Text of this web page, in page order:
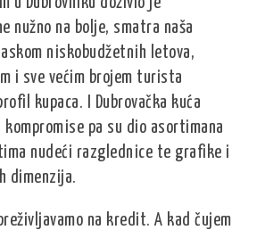
nužno na bolje, smatra naša
niskobudžetnih letova,
i sve većim brojem turista
kupaca. I Dubrovačka kuća
pa su dio asortimana
nudeći razglednice te grafike i
dimenzija.
na kredit. A kad čujem